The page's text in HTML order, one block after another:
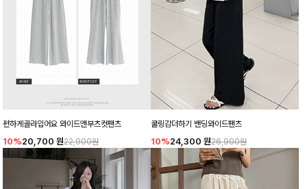
편하게골라입어요 와이드앤부츠컷팬츠
10%20,700 원22,900원
쿨링감더하기 밴딩와이드팬츠
10%24,300 원26,900원